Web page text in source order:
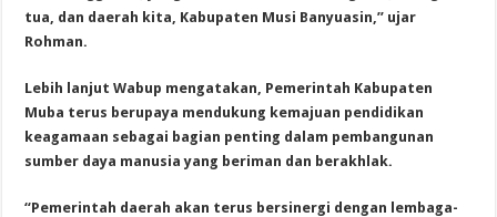
tua, dan daerah kita, Kabupaten Musi Banyuasin,” ujar
Rohman.
Lebih lanjut Wabup mengatakan, Pemerintah Kabupaten
Muba terus berupaya mendukung kemajuan pendidikan
keagamaan sebagai bagian penting dalam pembangunan
sumber daya manusia yang beriman dan berakhlak.
“Pemerintah daerah akan terus bersinergi dengan lembaga-